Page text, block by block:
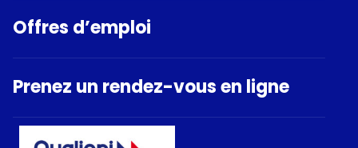
Offres d’emploi
Prenez un rendez-vous en ligne